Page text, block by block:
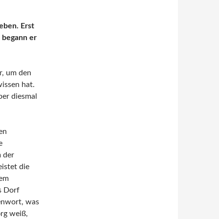
Erst
er
um den
hat.
diesmal
der
die
Dorf
was
weiß,